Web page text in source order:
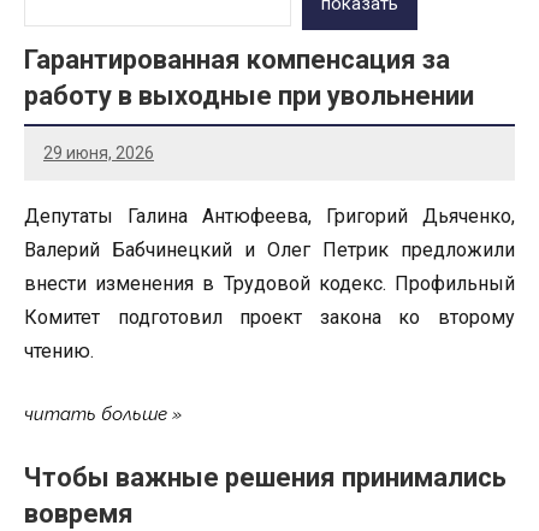
Гарантированная компенсация за
работу в выходные при увольнении
29 июня, 2026
Депутаты Галина Антюфеева, Григорий Дьяченко,
Валерий Бабчинецкий и Олег Петрик предложили
внести изменения в Трудовой кодекс. Профильный
Комитет подготовил проект закона ко второму
чтению.
читать больше
Чтобы важные решения принимались
вовремя